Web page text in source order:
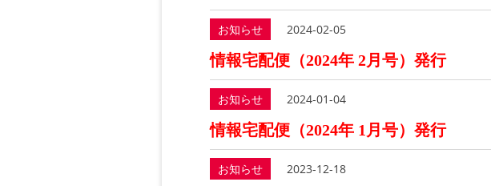
お知らせ 2024-02-05
情報宅配便（2024年 2月号）発行
お知らせ 2024-01-04
情報宅配便（2024年 1月号）発行
お知らせ 2023-12-18